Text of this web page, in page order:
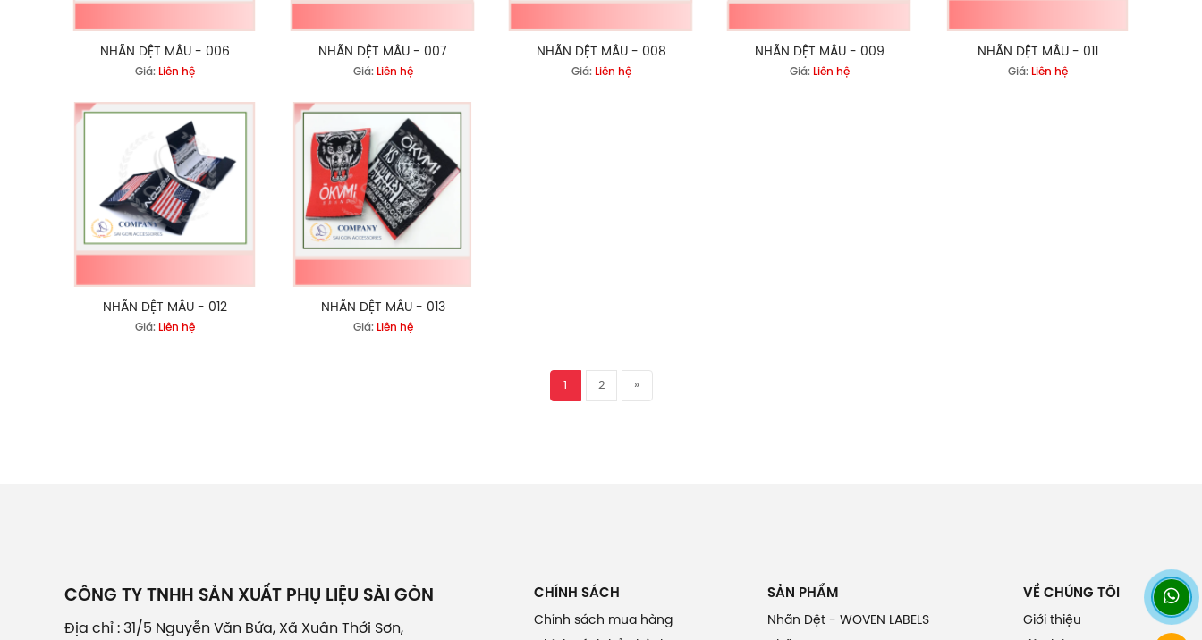
NHÃN DỆT MẪU - 006
Giá: Liên hệ
NHÃN DỆT MẪU - 007
Giá: Liên hệ
NHÃN DỆT MẪU - 008
Giá: Liên hệ
NHÃN DỆT MẪU - 009
Giá: Liên hệ
NHÃN DỆT MẪU - 011
Giá: Liên hệ
NHÃN DỆT MẪU - 012
Giá: Liên hệ
NHÃN DỆT MẪU - 013
Giá: Liên hệ
2 »
CÔNG TY TNHH SẢN XUẤT PHỤ LIỆU SÀI GÒN
Địa chỉ : 31/5 Nguyễn Văn Bứa, Xã Xuân Thới Sơn,
CHÍNH SÁCH
Chính sách mua hàng
SẢN PHẨM
Nhãn Dệt - WOVEN LABELS
VỀ CHÚNG TÔI
Giới thiệu